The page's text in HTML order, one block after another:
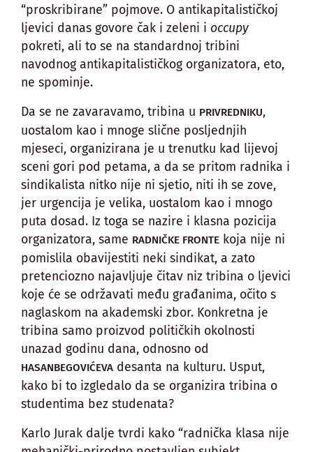
“proskribirane” pojmove. O antikapitalističkoj
ljevici danas govore čak i zeleni i occupy
pokreti, ali to se na standardnoj tribini
navodnog antikapitalističkog organizatora, eto,
ne spominje.
Da se ne zavaravamo, tribina u PRIVREDNIKU,
uostalom kao i mnoge slične posljednjih
mjeseci, organizirana je u trenutku kad lijevoj
sceni gori pod petama, a da se pritom radnika i
sindikalista nitko nije ni sjetio, niti ih se zove,
jer urgencija je velika, uostalom kao i mnogo
puta dosad. Iz toga se nazire i klasna pozicija
organizatora, same RADNIČKE FRONTE koja nije ni
pomislila obavijestiti neki sindikat, a zato
pretenciozno najavljuje čitav niz tribina o ljevici
koje će se održavati među građanima, očito s
naglaskom na akademski zbor. Konkretna je
tribina samo proizvod političkih okolnosti
unazad godinu dana, odnosno od
HASANBEGOVIĆEVA desanta na kulturu. Usput,
kako bi to izgledalo da se organizira tribina o
studentima bez studenata?
Karlo Jurak dalje tvrdi kako “radnička klasa nije